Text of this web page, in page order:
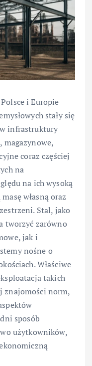
i Europie
stały się
infrastruktury
magazynowe,
coraz częściej
na
na ich wysoką
własną oraz
Stal, jako
tworzyć zarówno
jak i
nośne o
Właściwe
takich
znajomości norm,
sposób
użytkowników,